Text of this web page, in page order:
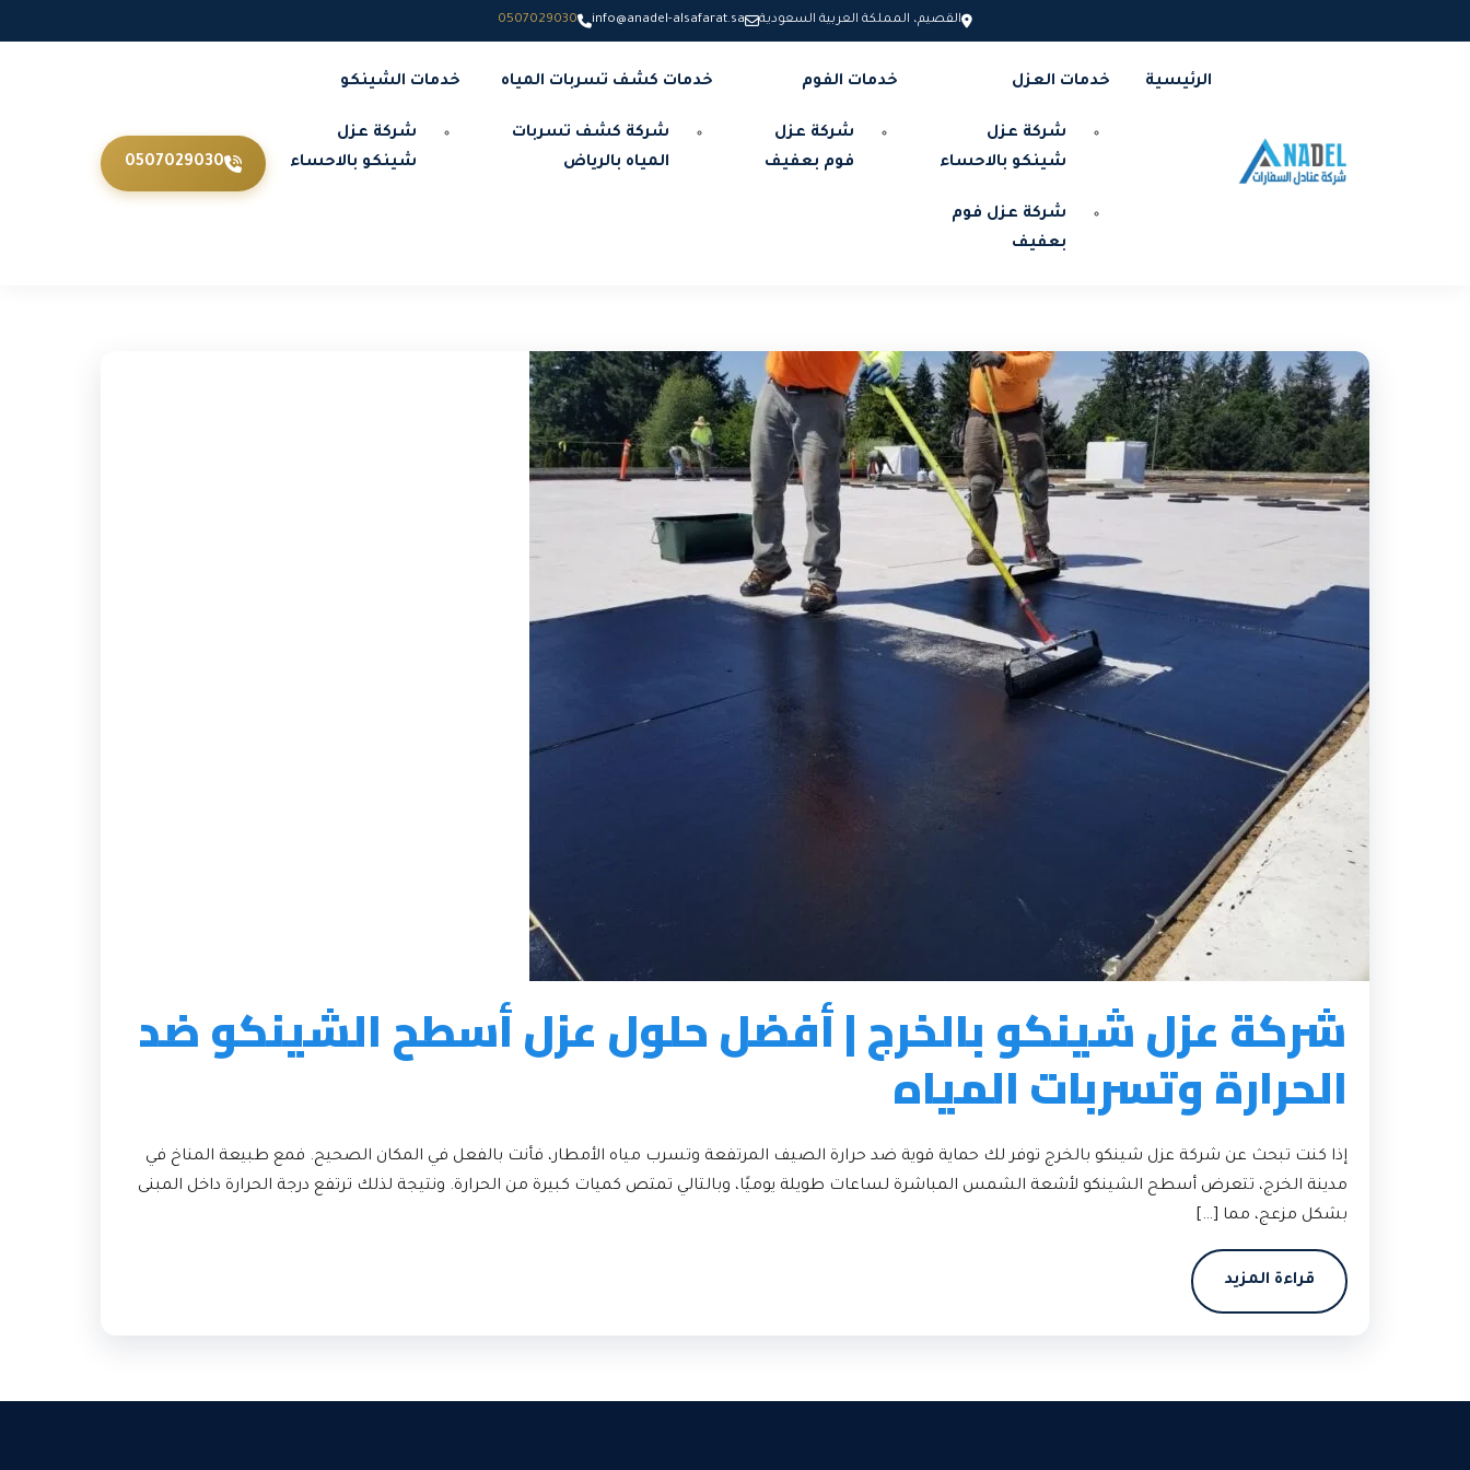
القصيم، المملكة العربية السعودية info@anadel-alsafarat.sa
0507029030
الرئيسية خدمات العزل
شركة عزل
شينكو بالاحساء
شركة عزل فوم
بعفيف
خدمات الفوم
شركة عزل
فوم بعفيف
خدمات كشف تسربات المياه
شركة كشف تسربات
المياه بالرياض
خدمات الشينكو
شركة عزل
شينكو بالاحساء
0507029030
شركة عزل شينكو بالخرج | أفضل حلول عزل أسطح الشينكو ضد
الحرارة وتسربات المياه
إذا كنت تبحث عن شركة عزل شينكو بالخرج توفر لك حماية قوية ضد حرارة الصيف المرتفعة وتسرب مياه الأمطار، فأنت بالفعل في المكان الصحيح. فمع طبيعة المناخ في
مدينة الخرج، تتعرض أسطح الشينكو لأشعة الشمس المباشرة لساعات طويلة يوميًا، وبالتالي تمتص كميات كبيرة من الحرارة. ونتيجة لذلك ترتفع درجة الحرارة داخل المبنى
بشكل مزعج، مما […]
قراءة المزيد